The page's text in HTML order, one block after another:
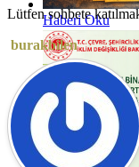
Haberi Oku
Lütfen sohbete
burakbilen